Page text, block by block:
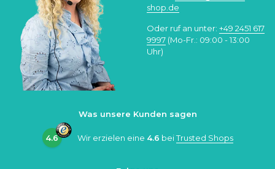
shop.de
Oder ruf an unter: +49 2451 617
9997 (Mo-Fr.: 09:00 - 13:00
Uhr)
Was unsere Kunden sagen
4.6 Wir erzielen eine 4.6 beiTrusted Shops